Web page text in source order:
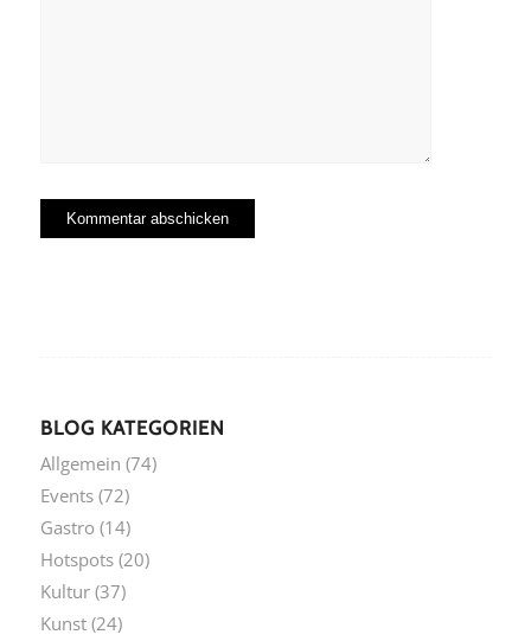
BLOG KATEGORIEN
Allgemein (74)
Events(72)
Gastro (14)
Hotspots(20)
Kultur(37)
Kunst(24)